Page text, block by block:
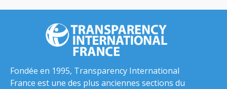
Fondée en 1995, Transparency International
France est une des plus anciennes sections du